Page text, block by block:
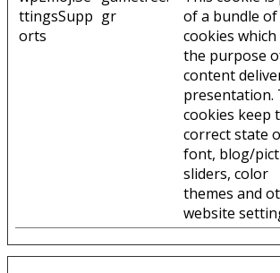
ttingsSupp
orts
gr
of a bundle of
cookies which
the purpose
content
presentation.
cookies keep
correct state
font, blog/
sliders, color
themes and
website